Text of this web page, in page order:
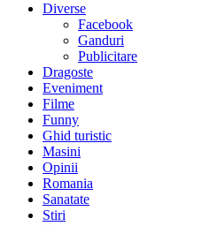
Diverse
Facebook
Ganduri
Publicitare
Dragoste
Eveniment
Filme
Funny
Ghid turistic
Masini
Opinii
Romania
Sanatate
Stiri